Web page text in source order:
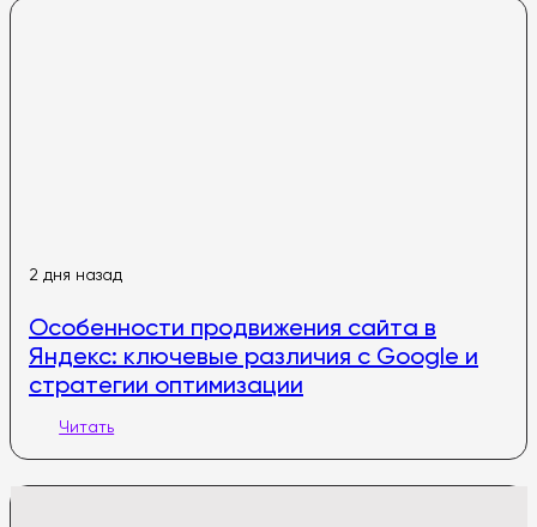
2 дня назад
Особенности продвижения сайта в
Яндекс: ключевые различия с Google и
стратегии оптимизации
Читать